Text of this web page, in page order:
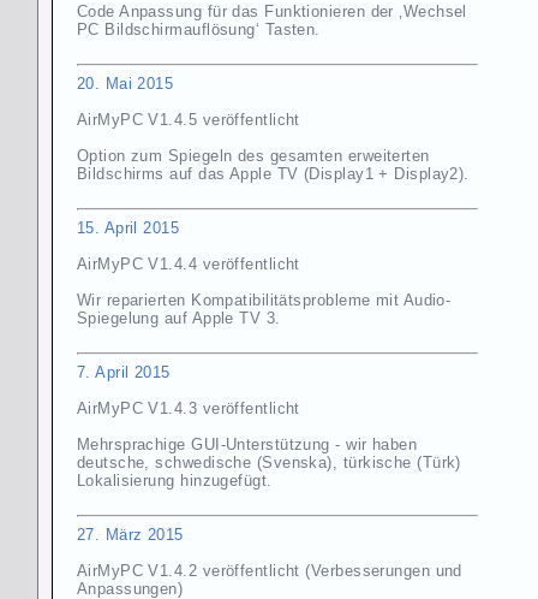
Code Anpassung für das Funktionieren der ‚Wechsel
PC Bildschirmauflösung‘ Tasten.
20. Mai 2015
AirMyPC V1.4.5 veröffentlicht
Option zum Spiegeln des gesamten erweiterten
Bildschirms auf das Apple TV (Display1 + Display2).
15. April 2015
AirMyPC V1.4.4 veröffentlicht
Wir reparierten Kompatibilitätsprobleme mit Audio-
Spiegelung auf Apple TV 3.
7. April 2015
AirMyPC V1.4.3 veröffentlicht
Mehrsprachige GUI-Unterstützung - wir haben
deutsche, schwedische (Svenska), türkische (Türk)
Lokalisierung hinzugefügt.
27. März 2015
AirMyPC V1.4.2 veröffentlicht (Verbesserungen und
Anpassungen)